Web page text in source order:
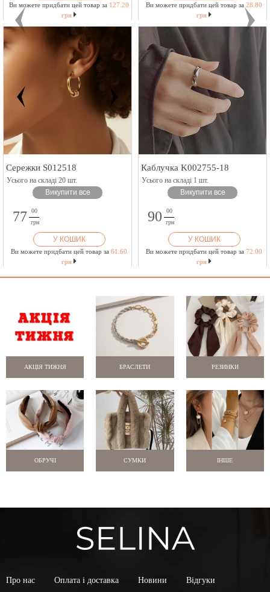
Ви можете придбати цей товар за 127.20
грн
Ви можете придбати цей товар за 28.80
грн
Сережки S012518
Усього на складі 20 шт.
Викупити все
77
00
грн
У КОШИК
Ви можете придбати цей товар за 61.60
грн
Каблучка K002755-18
Усього на складі 1 шт.
Викупити все
90
00
грн
У КОШИК
Ви можете придбати цей товар за 72.00
грн
АКЦІЯ ТИЖНЯ БРАСЛЕТИ РЕЗИНКИ
ОБРУЧІ СУМКИ ІНШЕ
Про нас Оплата і доставка Новини Відгуки